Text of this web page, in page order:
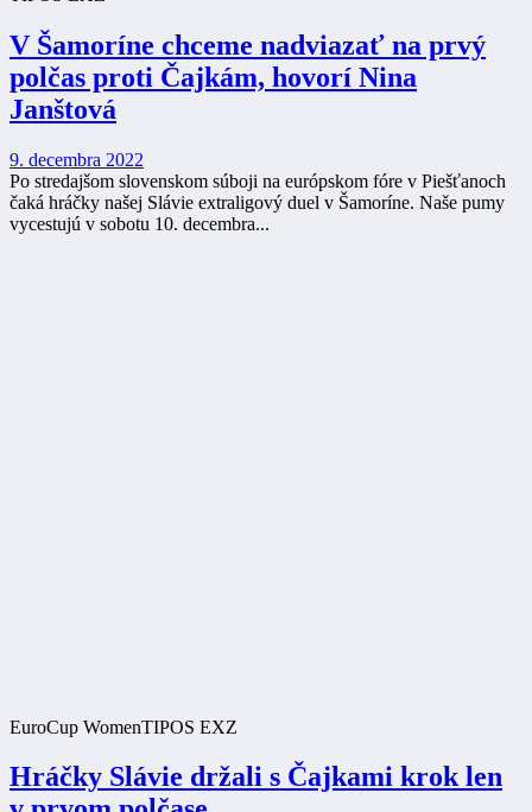
V Šamoríne chceme nadviazať na prvý
polčas proti Čajkám, hovorí Nina
Janštová
9. decembra 2022
Po stredajšom slovenskom súboji na európskom fóre v Piešťanoch
čaká hráčky našej Slávie extraligový duel v Šamoríne. Naše pumy
vycestujú v sobotu 10. decembra...
EuroCup WomenTIPOS EXZ
Hráčky Slávie držali s Čajkami krok len